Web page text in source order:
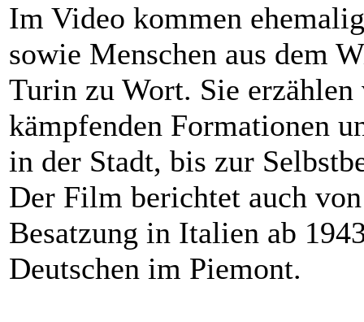
Im Video kommen
sowie Menschen aus dem
Turin zu Wort. Sie
kämpfenden Formationen
in der Stadt, bis zur
Der Film berichtet auch
Besatzung in Italien ab
Deutschen im Piemont.